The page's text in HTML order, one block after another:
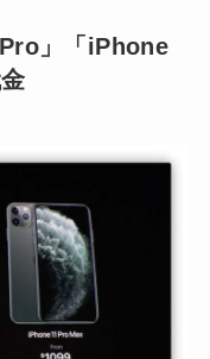
」「iPhone